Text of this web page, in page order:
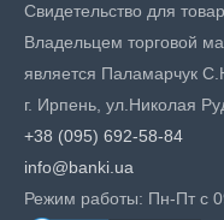
Свидетельство для
Владельцем торговой
является Паламарчук
г. Ирпень, ул.Николая
+38 (095) 692-58-84
info@banki.ua
Режим работы: Пн-Пт с